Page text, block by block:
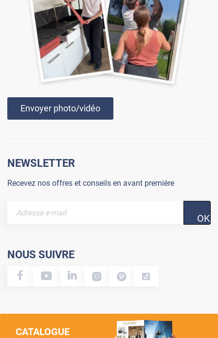
Envoyer photo/vidéo
NEWSLETTER
Recevez nos offres et conseils en avant première
OK
NOUS SUIVRE
CATALOGUE